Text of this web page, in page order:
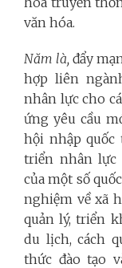
văn hóa.
Năm là, đẩy
hợp liên
nhân lực cho
ứng yêu cầu
hội nhập quốc
triển nhân lực
của một số
nghiệm về xã
quản lý, triển
du lịch, cách
thức đào tạo